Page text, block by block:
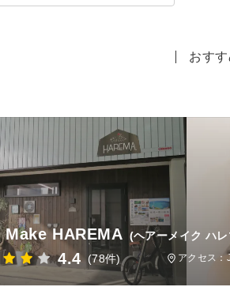
おす
Make HAREMA (ヘアーメイク ハ
4.4 (78件) アクセス：